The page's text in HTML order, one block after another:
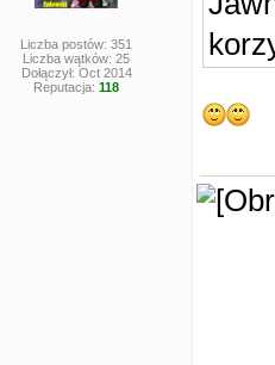
Liczba postów: 351
Liczba wątków: 25
Dołączył: Oct 2014
Reputacja: 118